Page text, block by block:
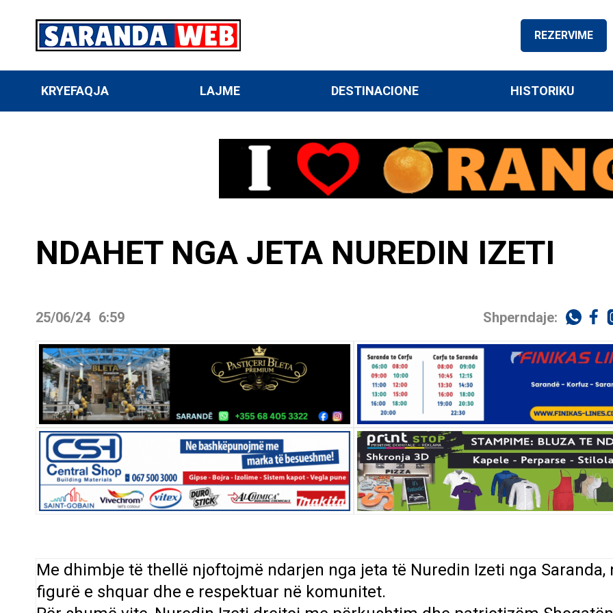
REZERVIME
KRYEFAQJA LAJME DESTINACIONE HISTORIKU
NDAHET NGA JETA NUREDIN IZETI
25/06/24 6:59 Shperndaje:
Me dhimbje të thellë njoftojmë ndarjen nga jeta të Nuredin Izeti nga Saranda,
figurë e shquar dhe e respektuar në komunitet.